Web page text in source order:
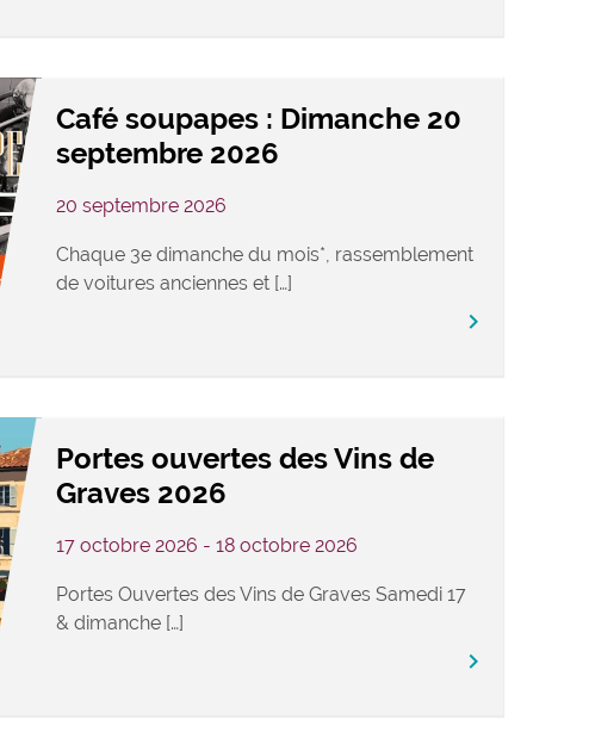
Café soupapes : Dimanche 20
septembre 2026
20 septembre 2026
Chaque 3e dimanche du mois*, rassemblement
de voitures anciennes et […]
keyboard_arrow_right
Portes ouvertes des Vins de
Graves 2026
17 octobre 2026 - 18 octobre 2026
Portes Ouvertes des Vins de Graves Samedi 17
& dimanche […]
keyboard_arrow_right